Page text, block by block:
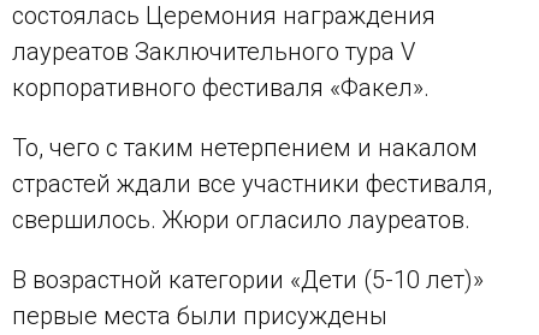
состоялась Церемония награждения
лауреатов Заключительного тура V
корпоративного фестиваля «Факел».
То, чего с таким нетерпением и накалом
страстей ждали все участники фестиваля,
свершилось. Жюри огласило лауреатов.
В возрастной категории «Дети (5-10 лет)»
первые места были присуждены